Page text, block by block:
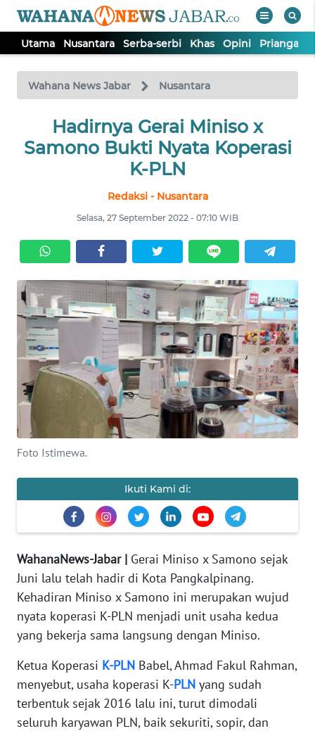
Utama Nusantara Serba-serbi Khas Opini Priangan
Wahana News Jabar Nusantara
Hadirnya Gerai Miniso x
Samono Bukti Nyata Koperasi
K-PLN
Redaksi - Nusantara
Selasa, 27 September 2022 - 07:10 WIB
Foto Istimewa.
Ikuti Kami di:
WahanaNews-Jabar | Gerai Miniso x Samono sejak
Juni lalu telah hadir di Kota Pangkalpinang.
Kehadiran Miniso x Samono ini merupakan wujud
nyata koperasi K-PLN menjadi unit usaha kedua
yang bekerja sama langsung dengan Miniso.
Ketua Koperasi K-PLN Babel, Ahmad Fakul Rahman,
menyebut, usaha koperasi K-PLN yang sudah
terbentuk sejak 2016 lalu ini, turut dimodali
seluruh karyawan PLN, baik sekuriti, sopir, dan
TV
Tutup
UTAMA
KHAS
OPINI
PRIANGAN
TIMUR
SUKABUMI
PURWAKARTA
INDEKS
KONTAK
KAMI
INFO
IKLAN
KAMI
PEDOMAN
MEDIA